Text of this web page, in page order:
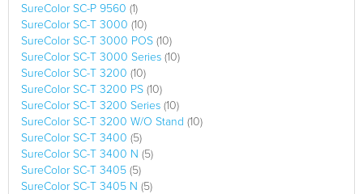
SureColor SC-P 9560 (1)
SureColor SC-T 3000 (10)
SureColor SC-T 3000 POS (10)
SureColor SC-T 3000 Series (10)
SureColor SC-T 3200 (10)
SureColor SC-T 3200 PS (10)
SureColor SC-T 3200 Series (10)
SureColor SC-T 3200 W/O Stand (10)
SureColor SC-T 3400 (5)
SureColor SC-T 3400 N (5)
SureColor SC-T 3405 (5)
SureColor SC-T 3405 N (5)